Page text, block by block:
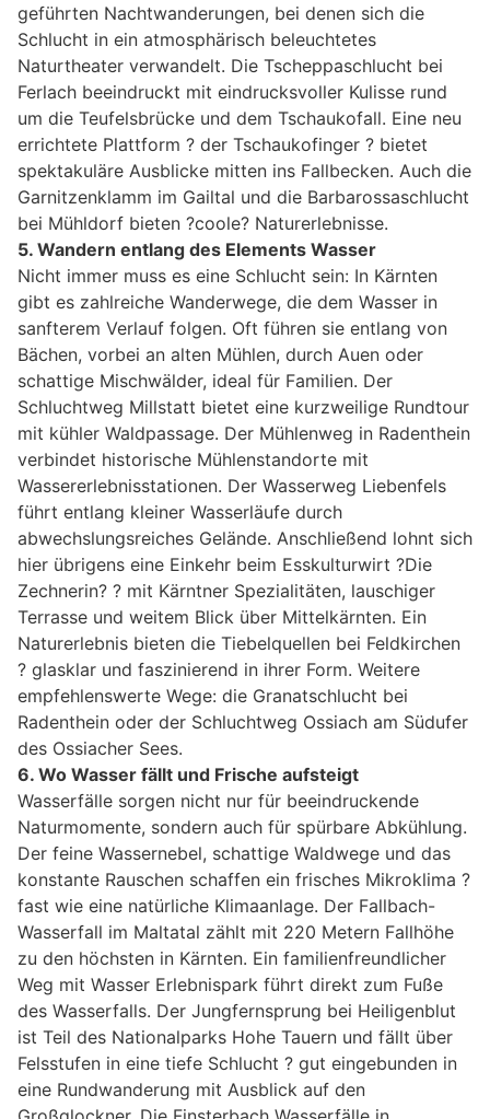
geführten Nachtwanderungen, bei denen sich die
Schlucht in ein atmosphärisch beleuchtetes
Naturtheater verwandelt. Die Tscheppaschlucht bei
Ferlach beeindruckt mit eindrucksvoller Kulisse rund
um die Teufelsbrücke und dem Tschaukofall. Eine neu
errichtete Plattform ? der Tschaukofinger ? bietet
spektakuläre Ausblicke mitten ins Fallbecken. Auch die
Garnitzenklamm im Gailtal und die Barbarossaschlucht
bei Mühldorf bieten ?coole? Naturerlebnisse.
5. Wandern entlang des Elements Wasser
Nicht immer muss es eine Schlucht sein: In Kärnten
gibt es zahlreiche Wanderwege, die dem Wasser in
sanfterem Verlauf folgen. Oft führen sie entlang von
Bächen, vorbei an alten Mühlen, durch Auen oder
schattige Mischwälder, ideal für Familien. Der
Schluchtweg Millstatt bietet eine kurzweilige Rundtour
mit kühler Waldpassage. Der Mühlenweg in Radenthein
verbindet historische Mühlenstandorte mit
Wassererlebnisstationen. Der Wasserweg Liebenfels
führt entlang kleiner Wasserläufe durch
abwechslungsreiches Gelände. Anschließend lohnt sich
hier übrigens eine Einkehr beim Esskulturwirt ?Die
Zechnerin? ? mit Kärntner Spezialitäten, lauschiger
Terrasse und weitem Blick über Mittelkärnten. Ein
Naturerlebnis bieten die Tiebelquellen bei Feldkirchen
? glasklar und faszinierend in ihrer Form. Weitere
empfehlenswerte Wege: die Granatschlucht bei
Radenthein oder der Schluchtweg Ossiach am Südufer
des Ossiacher Sees.
6. Wo Wasser fällt und Frische aufsteigt
Wasserfälle sorgen nicht nur für beeindruckende
Naturmomente, sondern auch für spürbare Abkühlung.
Der feine Wassernebel, schattige Waldwege und das
konstante Rauschen schaffen ein frisches Mikroklima ?
fast wie eine natürliche Klimaanlage. Der Fallbach-
Wasserfall im Maltatal zählt mit 220 Metern Fallhöhe
zu den höchsten in Kärnten. Ein familienfreundlicher
Weg mit Wasser Erlebnispark führt direkt zum Fuße
des Wasserfalls. Der Jungfernsprung bei Heiligenblut
ist Teil des Nationalparks Hohe Tauern und fällt über
Felsstufen in eine tiefe Schlucht ? gut eingebunden in
eine Rundwanderung mit Ausblick auf den